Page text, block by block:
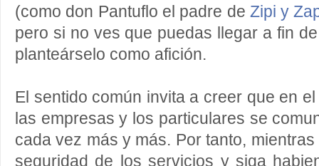
(como don Pantuflo el padre de Zipi y
pero si no ves que puedas llegar a fin
planteárselo como afición.
El sentido común invita a creer que en
las empresas y los particulares se
cada vez más y más. Por tanto,
seguridad de los servicios y siga